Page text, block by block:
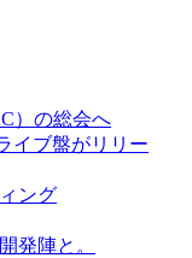
）の総会へ
イブ盤がリリー
ング
発陣と。